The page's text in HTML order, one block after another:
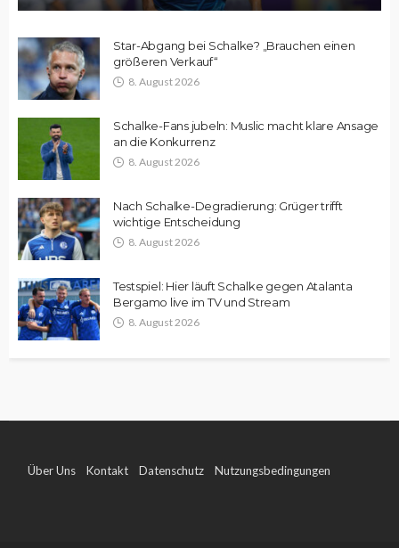
Star-Abgang bei Schalke? „Brauchen einen
größeren Verkauf“
8. August 2026
Schalke-Fans jubeln: Muslic macht klare Ansage
an die Konkurrenz
8. August 2026
Nach Schalke-Degradierung: Grüger trifft
wichtige Entscheidung
8. August 2026
Testspiel: Hier läuft Schalke gegen Atalanta
Bergamo live im TV und Stream
8. August 2026
Über Uns Kontakt Datenschutz Nutzungsbedingungen